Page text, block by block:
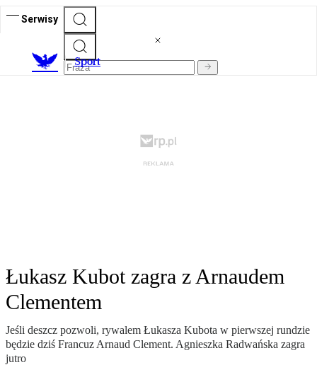
Serwisy
Sport
Łukasz Kubot zagra z Arnaudem
Clementem
Jeśli deszcz pozwoli, rywalem Łukasza Kubota w pierwszej rundzie
będzie dziś Francuz Arnaud Clement. Agnieszka Radwańska zagra
jutro